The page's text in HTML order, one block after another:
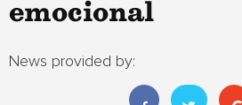
emocional
News provided by: